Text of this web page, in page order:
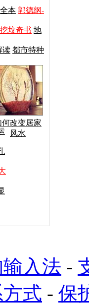
本 郭德纲-
坟奇书 地
读 都市特种
何改变居家
风水
入法 -
式 - 保